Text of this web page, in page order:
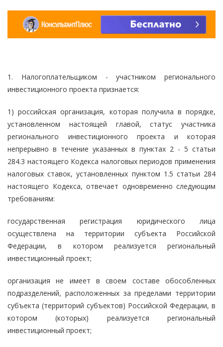
1. Налогоплательщиком - участником регионального
инвестиционного проекта признается:
1) российская организация, которая получила в порядке,
установленном настоящей главой, статус участника
регионального инвестиционного проекта и которая
непрерывно в течение указанных в пунктах 2 - 5 статьи
284.3 настоящего Кодекса налоговых периодов применения
налоговых ставок, установленных пунктом 1.5 статьи 284
настоящего Кодекса, отвечает одновременно следующим
требованиям:
государственная регистрация юридического лица
осуществлена на территории субъекта Российской
Федерации, в котором реализуется региональный
инвестиционный проект;
организация не имеет в своем составе обособленных
подразделений, расположенных за пределами территории
субъекта (территорий субъектов) Российской Федерации, в
котором (которых) реализуется региональный
инвестиционный проект;